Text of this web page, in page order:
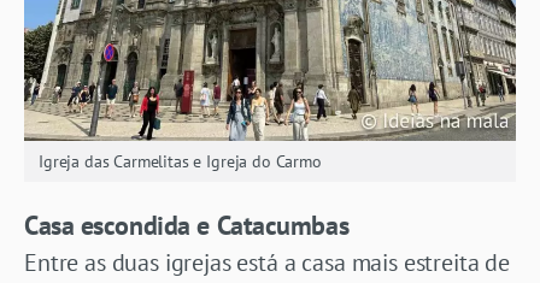
Igreja das Carmelitas e Igreja do Carmo
Casa escondida e Catacumbas
Entre as duas igrejas está a casa mais estreita de